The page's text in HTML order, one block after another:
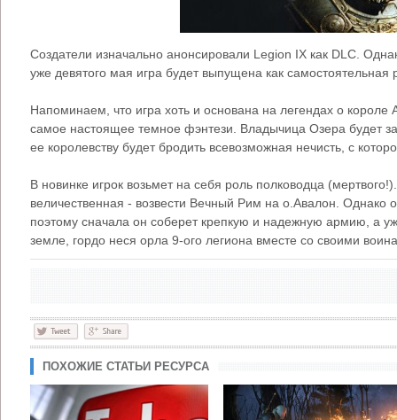
Создатели изначально анонсировали Legion IX как DLC.
уже девятого мая игра будет выпущена как самостоятельная
Напоминаем, что игра хоть и основана на легендах о короле
самое настоящее темное фэнтези. Владычица Озера будет
ее королевству будет бродить всевозможная нечисть, с
В новинке игрок возьмет на себя роль полководца
величественная - возвести Вечный Рим на о.Авалон. Однако
поэтому сначала он соберет крепкую и надежную армию, а
земле, гордо неся орла 9-ого легиона вместе со своими
ПОХОЖИЕ СТАТЬИ РЕСУРСА